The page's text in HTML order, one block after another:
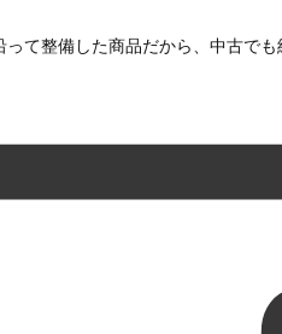
て整備した商品だから、中古で